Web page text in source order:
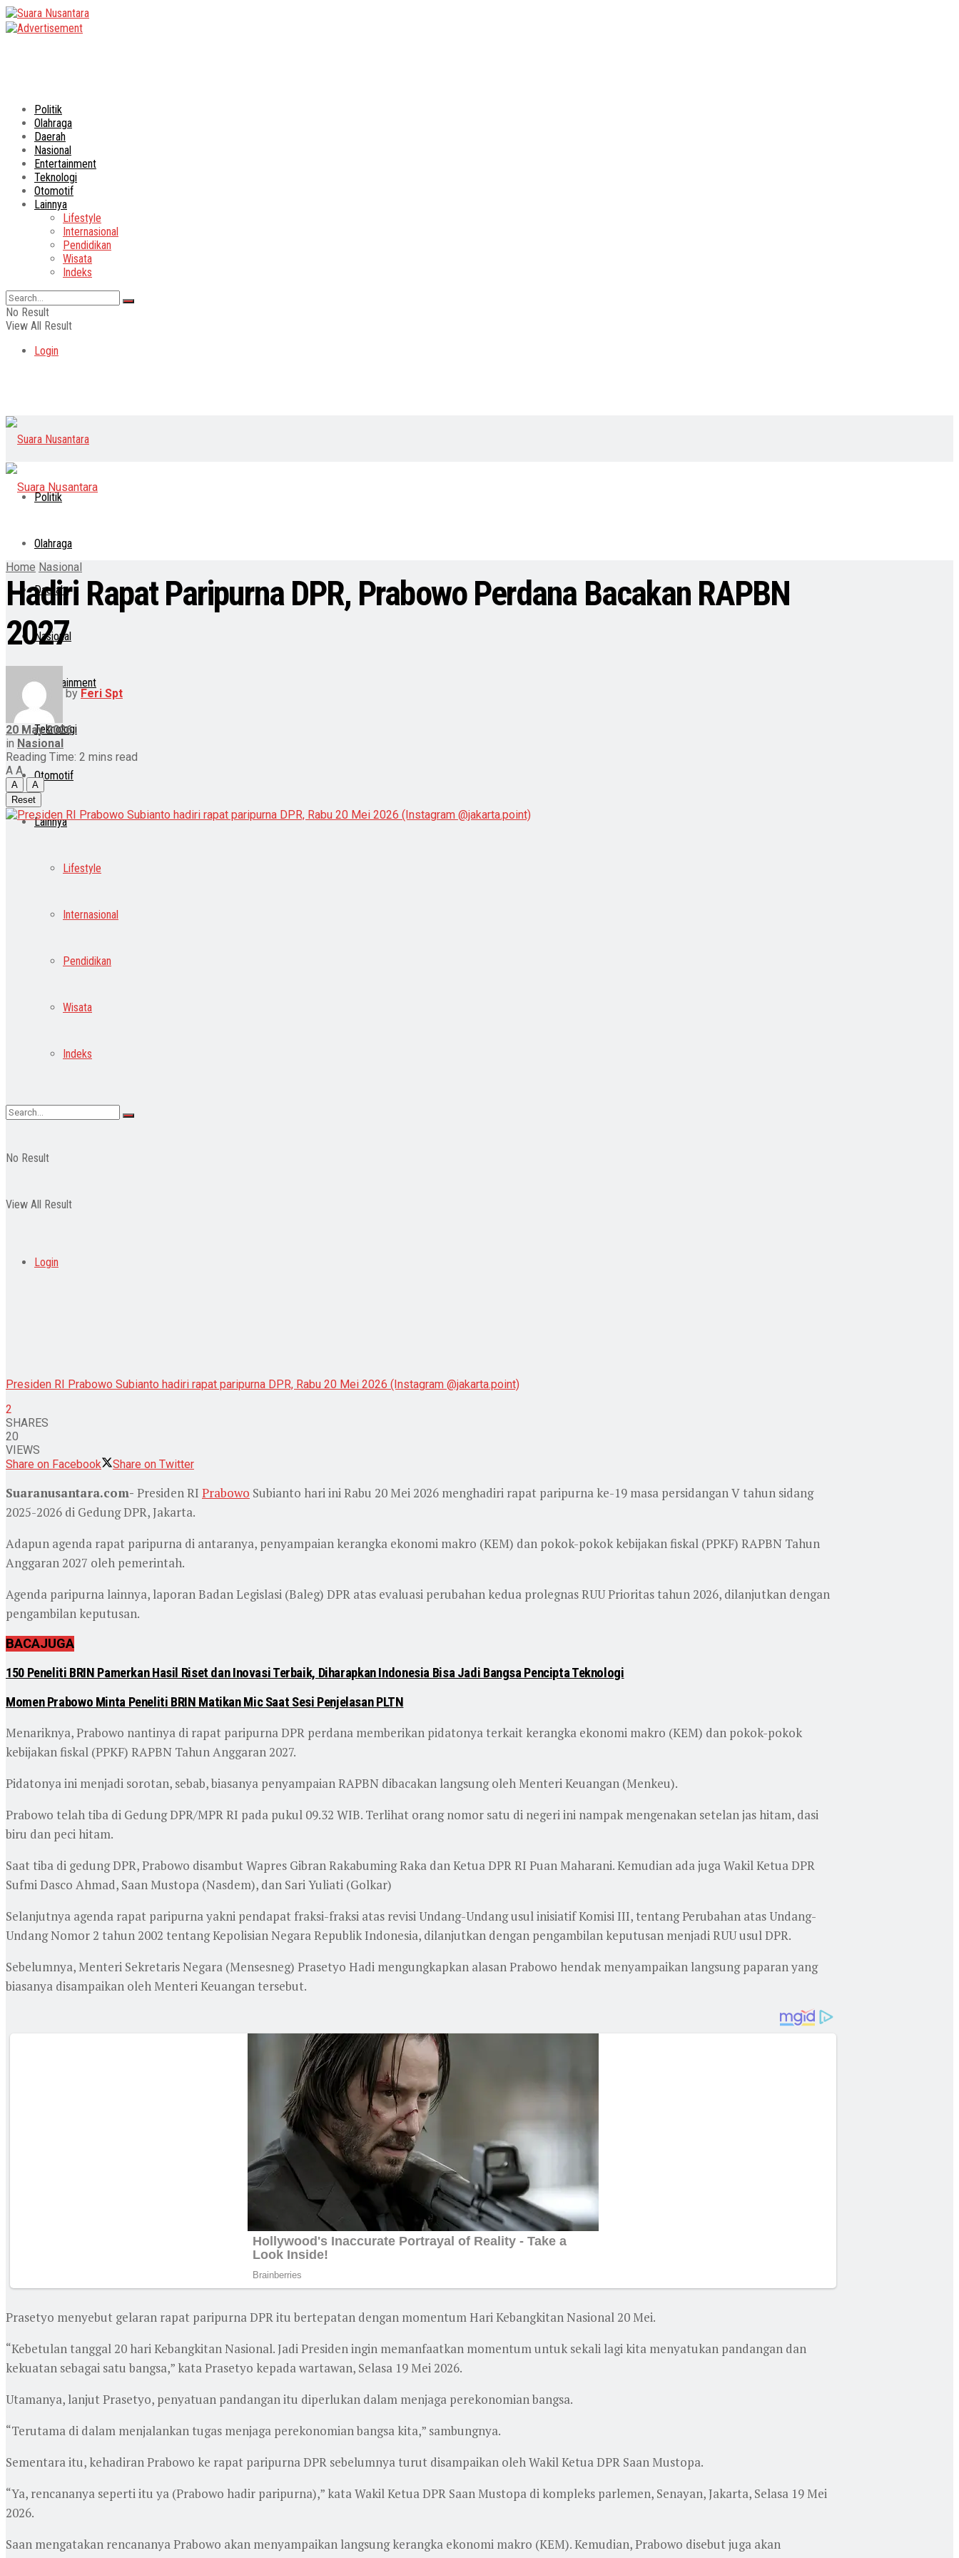
Politik
Olahraga
Daerah
Nasional
Entertainment
Teknologi
Otomotif
Lainnya
Lifestyle
Internasional
Pendidikan
Wisata
Indeks
No Result
View All Result
Login
Politik
Olahraga
Daerah
Nasional
Entertainment
Teknologi
Otomotif
Lainnya
Lifestyle
Internasional
Pendidikan
Wisata
Indeks
No Result
View All Result
Login
Home Nasional
Hadiri Rapat Paripurna DPR, Prabowo Perdana Bacakan RAPBN
2027
by Feri Spt
20 May 2026
in Nasional
Reading Time: 2 mins read
A A
A
A
Reset
Presiden RI Prabowo Subianto hadiri rapat paripurna DPR, Rabu 20 Mei 2026 (Instagram @jakarta.point)
2
SHARES
20
VIEWS
Share on Facebook
Share on Twitter
Suaranusantara.com- Presiden RI Prabowo Subianto hari ini Rabu 20 Mei 2026 menghadiri rapat paripurna ke-19 masa persidangan V tahun sidang
2025-2026 di Gedung DPR, Jakarta.
Adapun agenda rapat paripurna di antaranya, penyampaian kerangka ekonomi makro (KEM) dan pokok-pokok kebijakan fiskal (PPKF) RAPBN Tahun
Anggaran 2027 oleh pemerintah.
Agenda paripurna lainnya, laporan Badan Legislasi (Baleg) DPR atas evaluasi perubahan kedua prolegnas RUU Prioritas tahun 2026, dilanjutkan dengan
pengambilan keputusan.
BACAJUGA
150 Peneliti BRIN Pamerkan Hasil Riset dan Inovasi Terbaik, Diharapkan Indonesia Bisa Jadi Bangsa Pencipta Teknologi
Momen Prabowo Minta Peneliti BRIN Matikan Mic Saat Sesi Penjelasan PLTN
Menariknya, Prabowo nantinya di rapat paripurna DPR perdana memberikan pidatonya terkait kerangka ekonomi makro (KEM) dan pokok-pokok
kebijakan fiskal (PPKF) RAPBN Tahun Anggaran 2027.
Pidatonya ini menjadi sorotan, sebab, biasanya penyampaian RAPBN dibacakan langsung oleh Menteri Keuangan (Menkeu).
Prabowo telah tiba di Gedung DPR/MPR RI pada pukul 09.32 WIB. Terlihat orang nomor satu di negeri ini nampak mengenakan setelan jas hitam, dasi
biru dan peci hitam.
Saat tiba di gedung DPR, Prabowo disambut Wapres Gibran Rakabuming Raka dan Ketua DPR RI Puan Maharani. Kemudian ada juga Wakil Ketua DPR
Sufmi Dasco Ahmad, Saan Mustopa (Nasdem), dan Sari Yuliati (Golkar)
Selanjutnya agenda rapat paripurna yakni pendapat fraksi-fraksi atas revisi Undang-Undang usul inisiatif Komisi III, tentang Perubahan atas Undang-
Undang Nomor 2 tahun 2002 tentang Kepolisian Negara Republik Indonesia, dilanjutkan dengan pengambilan keputusan menjadi RUU usul DPR.
Sebelumnya, Menteri Sekretaris Negara (Mensesneg) Prasetyo Hadi mengungkapkan alasan Prabowo hendak menyampaikan langsung paparan yang
biasanya disampaikan oleh Menteri Keuangan tersebut.
Prasetyo menyebut gelaran rapat paripurna DPR itu bertepatan dengan momentum Hari Kebangkitan Nasional 20 Mei.
“Kebetulan tanggal 20 hari Kebangkitan Nasional. Jadi Presiden ingin memanfaatkan momentum untuk sekali lagi kita menyatukan pandangan dan
kekuatan sebagai satu bangsa,” kata Prasetyo kepada wartawan, Selasa 19 Mei 2026.
Utamanya, lanjut Prasetyo, penyatuan pandangan itu diperlukan dalam menjaga perekonomian bangsa.
“Terutama di dalam menjalankan tugas menjaga perekonomian bangsa kita,” sambungnya.
Sementara itu, kehadiran Prabowo ke rapat paripurna DPR sebelumnya turut disampaikan oleh Wakil Ketua DPR Saan Mustopa.
“Ya, rencananya seperti itu ya (Prabowo hadir paripurna),” kata Wakil Ketua DPR Saan Mustopa di kompleks parlemen, Senayan, Jakarta, Selasa 19 Mei
2026.
Saan mengatakan rencananya Prabowo akan menyampaikan langsung kerangka ekonomi makro (KEM). Kemudian, Prabowo disebut juga akan